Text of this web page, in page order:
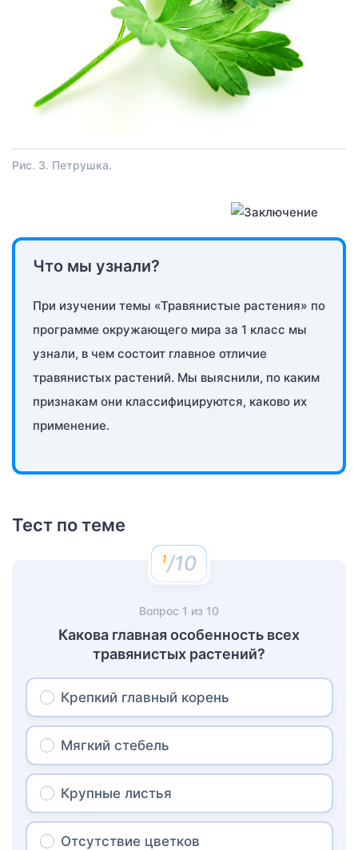
Рис. 3. Петрушка.
Что мы узнали?
При изучении темы «Травянистые растения» по
программе окружающего мира за 1 класс мы
узнали, в чем состоит главное отличие
травянистых растений. Мы выяснили, по каким
признакам они классифицируются, каково их
применение.
Тест по теме
/10
Вопрос 1 из 10
Какова главная особенность всех
травянистых растений?
Крепкий главный корень
Мягкий стебель
Крупные листья
Отсутствие цветков